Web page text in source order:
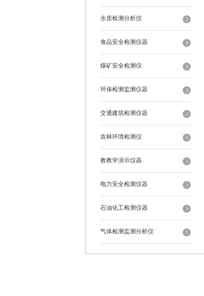
水质检测分析仪
食品安全检测仪器
煤矿安全检测仪
环保检测监测仪器
交通建筑检测仪器
农林环境检测仪
教教学演示仪器
电力安全检测仪器
石油化工检测仪器
气体检测监测分析仪